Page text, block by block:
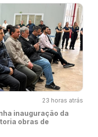
23 horas atrás
inauguração da
obras de